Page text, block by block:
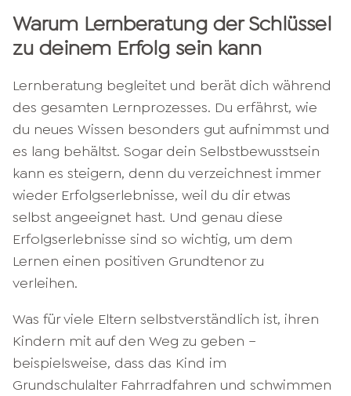
Warum Lernberatung der Schlüssel
zu deinem Erfolg sein kann
Lernberatung begleitet und berät dich während
des gesamten Lernprozesses. Du erfährst, wie
du neues Wissen besonders gut aufnimmst und
es lang behältst. Sogar dein Selbstbewusstsein
kann es steigern, denn du verzeichnest immer
wieder Erfolgserlebnisse, weil du dir etwas
selbst angeeignet hast. Und genau diese
Erfolgserlebnisse sind so wichtig, um dem
Lernen einen positiven Grundtenor zu
verleihen.
Was für viele Eltern selbstverständlich ist, ihren
Kindern mit auf den Weg zu geben –
beispielsweise, dass das Kind im
Grundschulalter Fahrradfahren und schwimmen